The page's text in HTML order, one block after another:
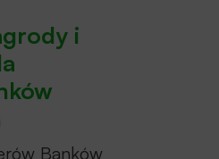
i rekomendacje
Spółdzielczych
i śledź relacje
i
Banków